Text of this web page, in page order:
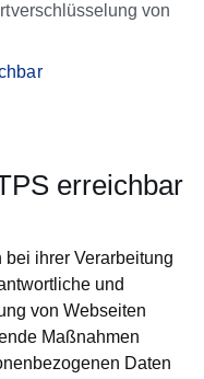
von
erreichbar
ihrer Verarbeitung
und
von Webseiten
Maßnahmen
Daten